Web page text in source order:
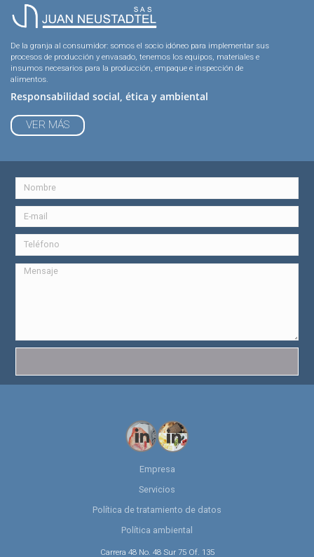
De la granja al consumidor: somos el socio idóneo para implementar sus
procesos de producción y envasado, tenemos los equipos, materiales e
insumos necesarios para la producción, empaque e inspección de
alimentos.
Responsabilidad social, ética y ambiental
VER MÁS
Empresa
Servicios
Política de tratamiento de datos
Política ambiental
Carrera 48 No. 48 Sur 75 Of. 135